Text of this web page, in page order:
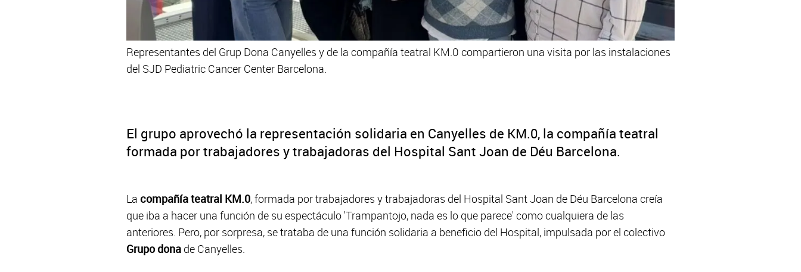
Representantes del Grup Dona Canyelles y de la compañía teatral KM.0 compartieron una visita por las instalaciones
del SJD Pediatric Cancer Center Barcelona.
El grupo aprovechó la representación solidaria en Canyelles de KM.0, la compañía teatral
formada por trabajadores y trabajadoras del Hospital Sant Joan de Déu Barcelona.
La compañía teatral KM.0, formada por trabajadores y trabajadoras del Hospital Sant Joan de Déu Barcelona creía
que iba a hacer una función de su espectáculo 'Trampantojo, nada es lo que parece' como cualquiera de las
anteriores. Pero, por sorpresa, se trataba de una función solidaria a beneficio del Hospital, impulsada por el colectivo
Grupo dona de Canyelles.